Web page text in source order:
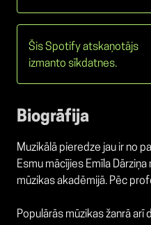
Šis Spotify atskaņotājs
izmanto sīkdatnes.
Biogrāfija
Muzikālā pieredze jau ir no
Esmu mācījies Emīla
mūzikas akadēmijā. Pēc
Populārās mūzikas žanrā